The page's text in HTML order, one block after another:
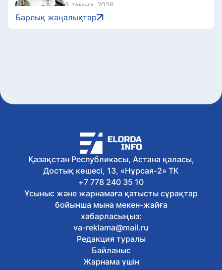
5 тамыз, 2026
ҚТЖ жүргізушілерді теміржол
өткелдерінде жол ережесін сақтауға
Қазақстанда алкогольсіз сусындар
өндірісінің көлемі 1,6 млрд литрге
жетті
5 тамыз, 2026
Мемлекет басшысы шағын және орта
бизнесті қолдауды күшейтуді
тапсырды
5 тамыз, 2026
Елімізде Транскаспий суасты
талшықты-оптикалық байланыс желісі
құрылысының негізгі кезеңі аяқталды
5 тамыз, 2026
Жидебайда «ABAY KUNANBAYULY
VISITOR CENTER» визит-орталығы
ашылады
Барлық жаңалықтар
Қазақстан Республикасы, Астана қаласы,
Достық көшесі, 13, «Нұрсая-2» ТК
+7 778 240 35 10
Ұсыныс және жарнамаға қатысты сұрақтар
бойынша мына мекен-жайға
хабарласыңыз:
va-reklama@mail.ru
Редакция туралы
Байланыс
Жарнама үшін